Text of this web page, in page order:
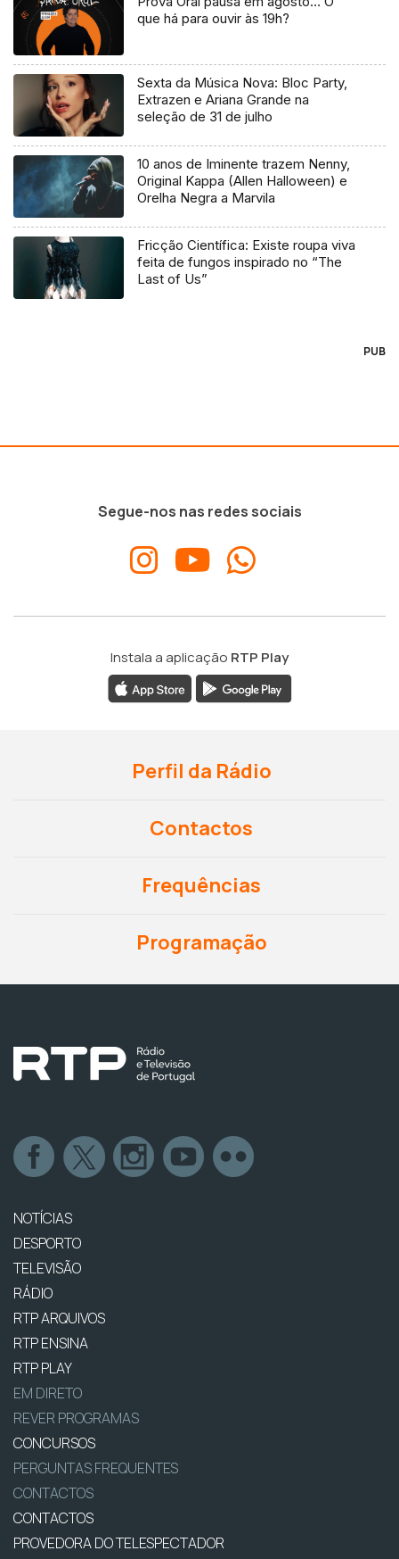
que há para ouvir às 19h?
Sexta da Música Nova: Bloc Party,
Extrazen e Ariana Grande na
seleção de 31 de julho
10 anos de Iminente trazem Nenny,
Original Kappa (Allen Halloween) e
Orelha Negra a Marvila
Fricção Científica: Existe roupa viva
feita de fungos inspirado no “The
Last of Us”
PUB
Segue-nos nas redes sociais
Instala a aplicação RTP Play
Perfil da Rádio
Contactos
Frequências
Programação
NOTÍCIAS
DESPORTO
TELEVISÃO
RÁDIO
RTP ARQUIVOS
RTP ENSINA
RTP PLAY
EM DIRETO
REVER PROGRAMAS
CONCURSOS
PERGUNTAS FREQUENTES
CONTACTOS
CONTACTOS
PROVEDORA DO TELESPECTADOR